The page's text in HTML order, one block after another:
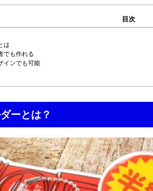
目次
は
でも作れる
インでも可能
ーとは？